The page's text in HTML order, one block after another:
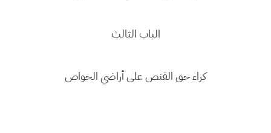
الباب الثالث
كراء حق القنص على أراضي الخواص